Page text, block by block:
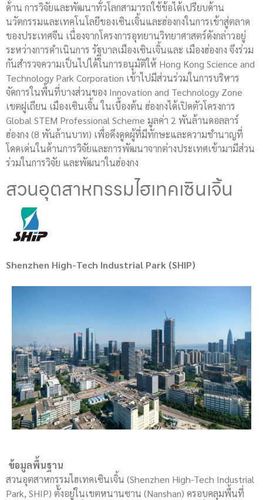
ด้าน การวิจัยและพัฒนาทั่วโลกสามารถใช้ข้อได้เปรียบด้าน
นวัตกรรมและเทคโนโลยีของเซินเจิ้นและฮ่องกงในการเข้าสู่ตลาด
ของประเทศจีน เนื่องจากโครงการอุทยานวิทยาศาสตร์ดังกล่าวอยู่
ระหว่างการดำเนินการ รัฐบาลเมืองเซินเจิ้นและ เมืองฮ่องกง จึงร่วม
กันสำรวจความเป็นไปได้ในการอนุมัติให้ Hong Kong Science and
Technology Park Corporation เข้าไปมีส่วนร่วมในการบริหาร
จัดการในพื้นที่บางส่วนของ Innovation and Technology Zone
เขตฝูเถียน เมืองเซินเจิ้น ในเบื้องต้น ฮ่องกงได้เปิดตัวโครงการ
Global STEM Professional Scheme มูลค่า 2 พันล้านดอลลาร์
ฮ่องกง (8 พันล้านบาท) เพื่อดึงดูดผู้ที่มีทักษะและความชำนาญที่
โดดเด่นในด้านการวิจัยและการพัฒนาจากต่างประเทศเข้ามามีส่วน
ร่วมในการวิจัย และพัฒนาในฮ่องกง
สวนอุตสาหกรรมไฮเทคเซินเจิ้น
Shenzhen High-Tech Industrial Park (SHIP)
ข้อมูลพื้นฐาน
สวนอุตสาหกรรมไฮเทคเซินเจิ้น (Shenzhen High-Tech Industrial
Park, SHIP) ตั้งอยู่ในเขตหนานซาน (Nanshan) ครอบคลุมพื้นที่